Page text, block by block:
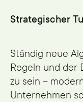
Strategischer
Ständig neue
Regeln und der
zu sein –
Unternehmen